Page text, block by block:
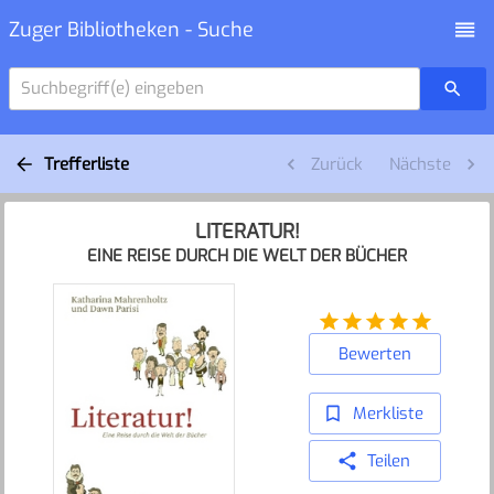
Zuger Bibliotheken - Suche
Suchbegriff(e) eingeben
Trefferliste Zurück Nächste
LITERATUR!
EINE REISE DURCH DIE WELT DER BÜCHER
Bewerten
Merkliste
Teilen